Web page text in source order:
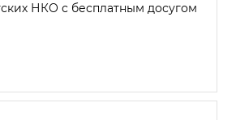
НКО с бесплатным досугом